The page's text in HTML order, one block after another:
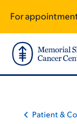
main
content
footer
For
Patient &